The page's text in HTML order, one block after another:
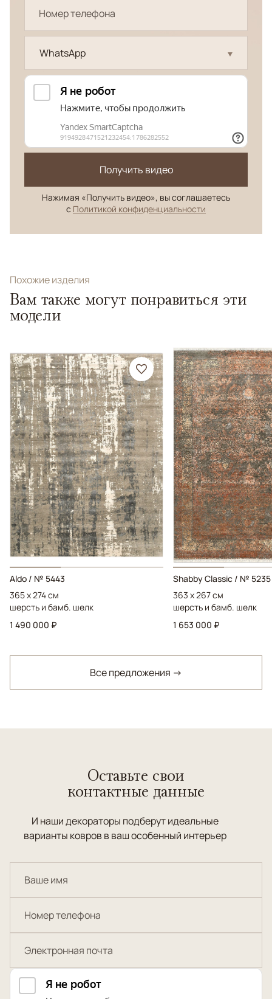
WhatsApp
Получить видео
Нажимая «Получить видео», вы соглашаетесь
с Политикой конфиденциальности
Похожие изделия
Вам также могут понравиться эти
модели
Aldo / № 5443
365 x 274 см
шерсть и бамб. шелк
1 490 000 ₽
Shabby Classic / № 5235
363 x 267 см
шерсть и бамб. шелк
1 653 000 ₽
Все предложения →
Оставьте свои
контактные данные
И наши декораторы подберут идеальные
варианты ковров в ваш особенный интерьер